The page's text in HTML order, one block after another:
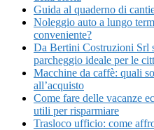
Guida al quaderno di
Noleggio auto a lungo
conveniente?
Da Bertini Costruzioni Srl
parcheggio ideale per le
Macchine da caffè: quali
all’acquisto
Come fare delle vacanze
utili per risparmiare
Trasloco ufficio: come